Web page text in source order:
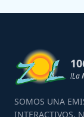
!La
SOMOS UNA
INTERACTIVOS,